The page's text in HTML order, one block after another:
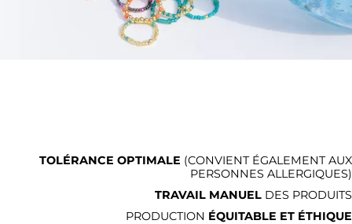
TOLÉRANCE OPTIMALE (CONVIENT ÉGALEMENT AUX
PERSONNES ALLERGIQUES)
TRAVAIL MANUEL DES PRODUITS
PRODUCTION ÉQUITABLE ET ÉTHIQUE